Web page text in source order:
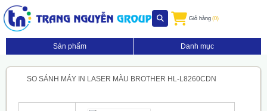
Giỏ hàng (0)
Sản phẩm Danh mục
SO SÁNH MÁY IN LASER MÀU BROTHER HL-L8260CDN